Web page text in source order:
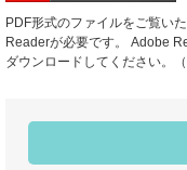
PDF形式のファイルをご覧い
Readerが必要です。
Adobe
ダウンロードしてください。（